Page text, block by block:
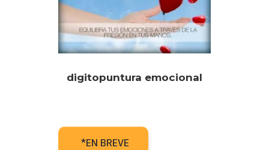
digitopuntura emocional
*EN BREVE